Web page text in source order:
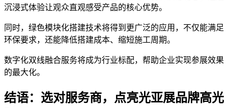
沉浸式体验让观众直观感受产品的核心优势。
同时，绿色模块化搭建技术将得到更广泛的应用，不仅能满足
环保要求，还能降低搭建成本、缩短施工周期。
数字化双线融合服务将成为行业标配，帮助企业实现参展效果
的最大化。
结语：选对服务商，点亮光亚展品牌高光